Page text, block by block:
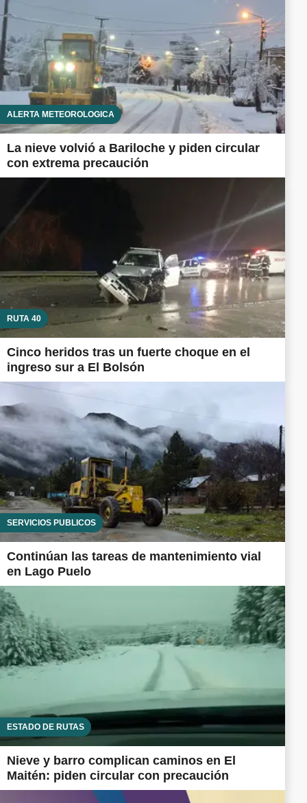
ALERTA METEOROLÓGICA
La nieve volvió a Bariloche y piden circular
con extrema precaución
RUTA 40
Cinco heridos tras un fuerte choque en el
ingreso sur a El Bolsón
SERVICIOS PÚBLICOS
Continúan las tareas de mantenimiento vial
en Lago Puelo
ESTADO DE RUTAS
Nieve y barro complican caminos en El
Maitén: piden circular con precaución